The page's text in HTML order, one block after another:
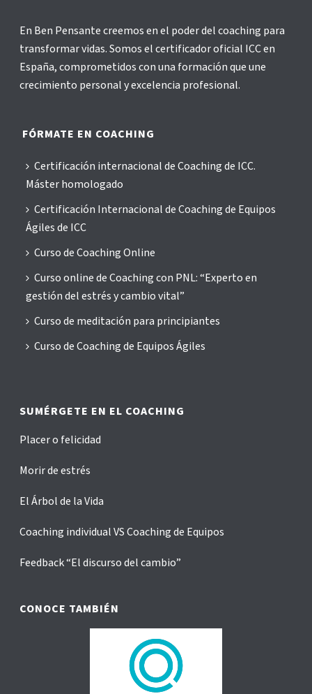
En Ben Pensante creemos en el poder del coaching para
transformar vidas. Somos el certificador oficial ICC en
España, comprometidos con una formación que une
crecimiento personal y excelencia profesional.
FÓRMATE EN COACHING
Certificación internacional de Coaching de ICC.
Máster homologado
Certificación Internacional de Coaching de Equipos
Ágiles de ICC
Curso de Coaching Online
Curso online de Coaching con PNL: “Experto en
gestión del estrés y cambio vital”
Curso de meditación para principiantes
Curso de Coaching de Equipos Ágiles
SUMÉRGETE EN EL COACHING
Placer o felicidad
Morir de estrés
El Árbol de la Vida
Coaching individual VS Coaching de Equipos
Feedback “El discurso del cambio”
CONOCE TAMBIÉN